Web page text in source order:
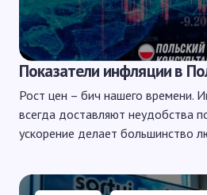
Показатели инфляции в
Рост цен – бич нашего времени.
всегда доставляют неудобства
ускорение делает большинство